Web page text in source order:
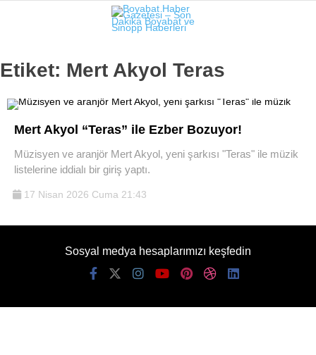
Etiket: Mert Akyol Teras
Mert Akyol “Teras” ile Ezber Bozuyor!
Müzisyen ve aranjör Mert Akyol, yeni şarkısı "Teras" ile müzik
listelerine iddialı bir giriş yaptı.
17 Nisan 2026 Cuma 21:43
Sosyal medya hesaplarımızı keşfedin